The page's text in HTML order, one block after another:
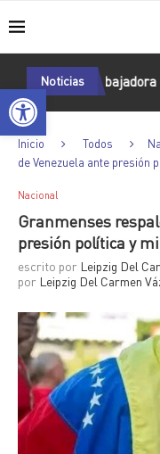
Abrir barra de
Noticias
Embajadora cubana
Inicio Todos
de Venezuela ante presión
Nacional
Granmenses
presión política y
escrito por Leipzig Del
por Leipzig Del Carmen